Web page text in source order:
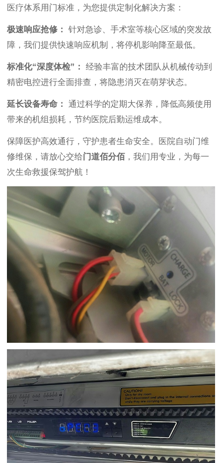
医疗体系用门标准，为您提供定制化解决方案：
极速响应抢修：
针对急诊、手术室等核心区域的突发故
障，我们提供快速响应机制，将停机影响降至最低。
标准化“深度体检”：
经验丰富的技术团队从机械传动到
精密电控进行全面排查，将隐患消灭在萌芽状态。
延长设备寿命：
通过科学的定期大保养，降低高频使用
带来的机组损耗，节约医院后勤运维成本。
保障医护高效通行，守护患者生命安全。医院自动门维
修维保，请放心交给门道佰分佰，我们用专业，为每一
次生命救援保驾护航！